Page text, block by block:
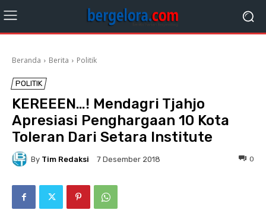
Beranda Berita Politik
POLITIK
KEREEEN…! Mendagri Tjahjo
Apresiasi Penghargaan 10 Kota
Toleran Dari Setara Institute
By Tim Redaksi 7 Desember 2018 0